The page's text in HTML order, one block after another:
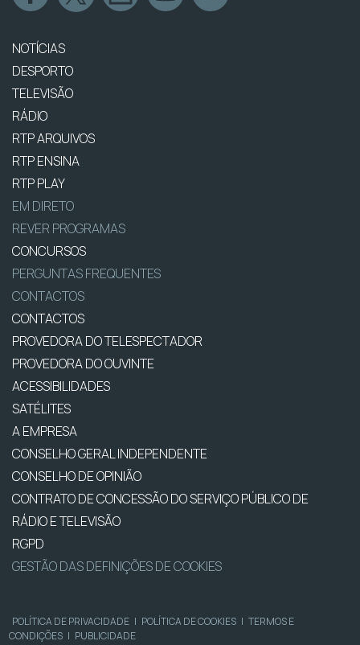
NOTÍCIAS
DESPORTO
TELEVISÃO
RÁDIO
RTP ARQUIVOS
RTP ENSINA
RTP PLAY
EM DIRETO
REVER PROGRAMAS
CONCURSOS
PERGUNTAS FREQUENTES
CONTACTOS
CONTACTOS
PROVEDORA DO TELESPECTADOR
PROVEDORA DO OUVINTE
ACESSIBILIDADES
SATÉLITES
A EMPRESA
CONSELHO GERAL INDEPENDENTE
CONSELHO DE OPINIÃO
CONTRATO DE CONCESSÃO DO SERVIÇO PÚBLICO DE
RÁDIO E TELEVISÃO
RGPD
GESTÃO DAS DEFINIÇÕES DE COOKIES
POLÍTICA DE PRIVACIDADE | POLÍTICA DE COOKIES | TERMOS E
CONDIÇÕES | PUBLICIDADE